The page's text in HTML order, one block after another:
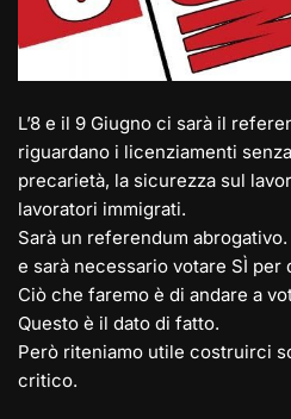
L’8 e il 9 Giugno ci sarà il
riguardano i licenziamenti
precarietà, la sicurezza sul
lavoratori immigrati.
Sarà un referendum
e sarà necessario votare SÌ per
Ciò che faremo è di andare a
Questo è il dato di fatto.
Però riteniamo utile costruirci
critico.